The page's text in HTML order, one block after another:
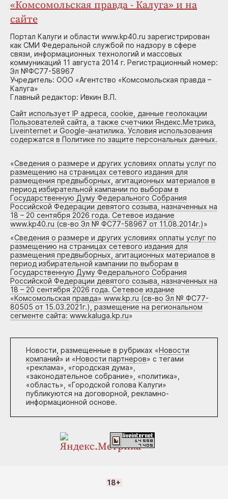
«Комсомольская правда - Калуга» и на
сайте
Портал Калуги и области www.kp40.ru зарегистрирован
как СМИ Федеральной службой по надзору в сфере
связи, информационных технологий и массовых
коммуникаций 11 августа 2014 г. Регистрационный номер:
Эл №ФС77-58967
Учредитель: ООО «Агентство «Комсомольская правда –
Калуга»
Главный редактор: Ивкин В.П.
Сайт использует IP адреса, cookie, данные геолокации
Пользователей сайта, а также счетчики Яндекс.Метрика,
Liveinternet и Google-анатилика. Условия использования
содержатся в Политике по защите персональных данных.
«Сведения о размере и других условиях оплаты услуг по
размещению на страницах сетевого издания для
размещения предвыборных, агитационных материалов в
период избирательной кампании по выборам в
Государственную Думу Федерального Собрания
Российской Федерации девятого созыва, назначенных на
18 – 20 сентября 2026 года. Сетевое издание
www.kp40.ru (св-во Эл № ФС77-58967 от 11.08.2014г.)»
«Сведения о размере и других условиях оплаты услуг по
размещению на страницах сетевого издания для
размещения предвыборных, агитационных материалов в
период избирательной кампании по выборам в
Государственную Думу Федерального Собрания
Российской Федерации девятого созыва, назначенных на
18 – 20 сентября 2026 года. Сетевое издание
«Комсомольская правда» www.kp.ru (св-во Эл № ФС77-
80505 от 15.03.2021г.), размещение на региональном
сегменте сайта: www.kaluga.kp.ru»
Новости, размещенные в рубриках «Новости
компаний» и «Новости партнеров» с тегами
«реклама», «городская дума»,
«законодательное собрание», «политика»,
«область», «Городской голова Калуги»
публикуются на договорной, рекламно-
информационной основе.
18+